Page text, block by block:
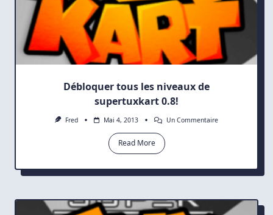
Débloquer tous les niveaux de
supertuxkart 0.8!
Fred Mai 4, 2013 Un CommentaireSur
Supertuxkart
Read More